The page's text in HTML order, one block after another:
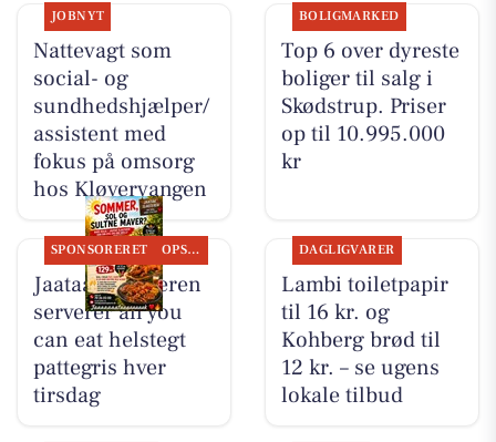
JOBNYT
Nattevagt som
social- og
sundhedshjælper/
assistent med
fokus på omsorg
hos Kløvervangen
BOLIGMARKED
Top 6 over dyreste
boliger til salg i
Skødstrup. Priser
op til 10.995.000
kr
SPONSORERET OPSLAGSTAVLEN
Jaataak Slagteren
serverer all you
can eat helstegt
pattegris hver
tirsdag
DAGLIGVARER
Lambi toiletpapir
til 16 kr. og
Kohberg brød til
12 kr. – se ugens
lokale tilbud